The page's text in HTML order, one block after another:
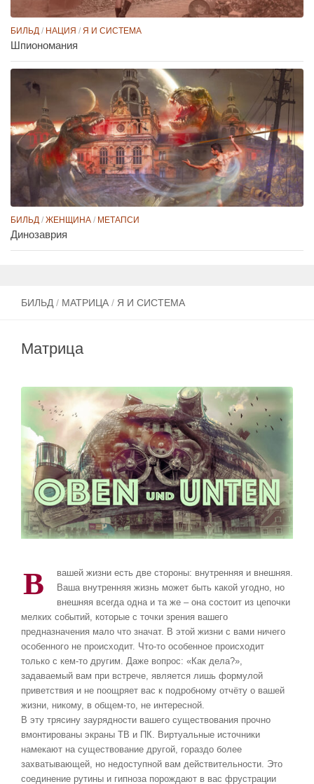
БИЛЬД / МАТРИЦА / Я И СИСТЕМА
Матрица
В
вашей жизни есть две стороны: внутренняя и внешняя.
Ваша внутренняя жизнь может быть какой угодно, но
внешняя всегда одна и та же – она состоит из цепочки
мелких событий, которые с точки зрения вашего
предназначения мало что значат. В этой жизни с вами ничего
особенного не происходит. Что-то особенное происходит
только с кем-то другим. Даже вопрос: «Как дела?»,
задаваемый вам при встрече, является лишь формулой
приветствия и не поощряет вас к подробному отчёту о вашей
жизни, никому, в общем-то, не интересной.
В эту трясину заурядности вашего существования прочно
вмонтированы экраны ТВ и ПК. Виртуальные источники
намекают на существование другой, гораздо более
захватывающей, но недоступной вам действительности. Это
соединение рутины и гипноза порождают в вас фрустрации
БИЛЬД / НАЦИЯ / Я И СИСТЕМА
Шпиономания
БИЛЬД / ЖЕНЩИНА / МЕТАПСИ
Динозаврия